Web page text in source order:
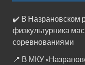
✔️ В Назрановском
физкультурника
соревнованиями
📍 В МКУ